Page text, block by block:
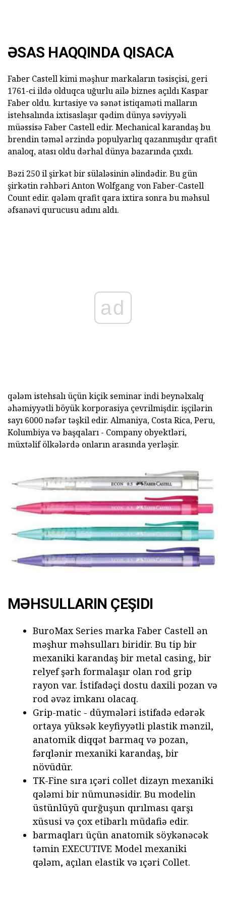
ƏSAS HAQQINDA QISACA
Faber Castell kimi məşhur markaların təsisçisi, geri
1761-ci ildə olduqca uğurlu ailə biznes açıldı Kaspar
Faber oldu. kırtasiye və sənət istiqaməti malların
istehsalında ixtisaslaşır qədim dünya səviyyəli
müəssisə Faber Castell edir. Mechanical karandaş bu
brendin təməl ərzində populyarlıq qazanmışdır qrafit
analoq, atası oldu dərhal dünya bazarında çıxdı.
Bəzi 250 il şirkət bir sülaləsinin əlindədir. Bu gün
şirkətin rəhbəri Anton Wolfgang von Faber-Castell
Count edir. qələm qrafit qara ixtira sonra bu məhsul
əfsanəvi qurucusu adını aldı.
ad
qələm istehsalı üçün kiçik seminar indi beynəlxalq
əhəmiyyətli böyük korporasiya çevrilmişdir. işçilərin
sayı 6000 nəfər təşkil edir. Almaniya, Costa Rica, Peru,
Kolumbiya və başqaları - Company obyektləri,
müxtəlif ölkələrdə onların arasında yerləşir.
MƏHSULLARIN ÇEŞIDI
BuroMax Series marka Faber Castell ən
məşhur məhsulları biridir. Bu tip bir
mexaniki karandaş bir metal casing, bir
relyef şərh formalaşır olan rod grip
rayon var. İstifadəçi dostu daxili pozan və
rod əvəz imkanı olacaq.
Grip-matic - düymələri istifadə edərək
ortaya yüksək keyfiyyətli plastik mənzil,
anatomik diqqət barmaq və pozan,
fərqlənir mexaniki karandaş, bir
növüdür.
TK-Fine sıra ıçəri collet dizayn mexaniki
qələmi bir nümunəsidir. Bu modelin
üstünlüyü qurğuşun qırılması qarşı
xüsusi və çox etibarlı müdafiə edir.
barmaqları üçün anatomik söykənəcək
təmin EXECUTIVE Model mexaniki
qələm, açılan elastik və ıçəri Collet.